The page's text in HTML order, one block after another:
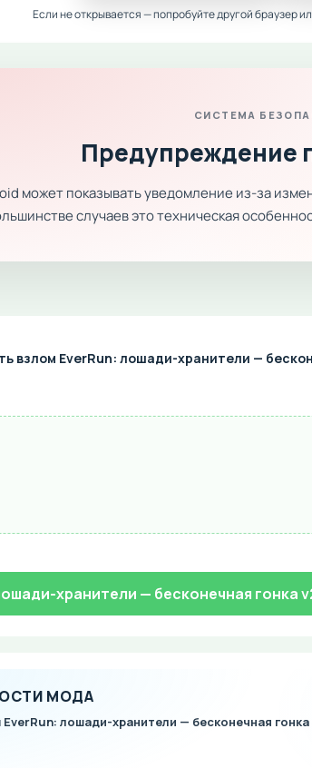
Если не открывается — попробуйте другой браузер
СИСТЕМА
Предупреждение
может показывать уведомление из-за
случаев это техническая
взлом EverRun: лошади-хранители —
хранители — бесконечная гонка
МОДА
EverRun: лошади-хранители — бесконечная гонка